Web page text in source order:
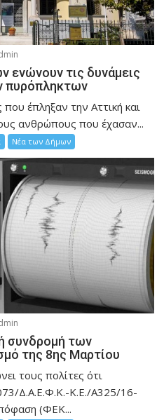
ενώνουν τις δυνάμεις
πυρόπληκτων
έπληξαν την Αττική και
ανθρώπους που έχασαν...
Νέα των Δήμων
συνδρομή των
της 8ης Μαρτίου
τους πολίτες ότι
Δ.Α.Ε.Φ.Κ.-Κ.Ε./Α325/16-
(ΦΕΚ...